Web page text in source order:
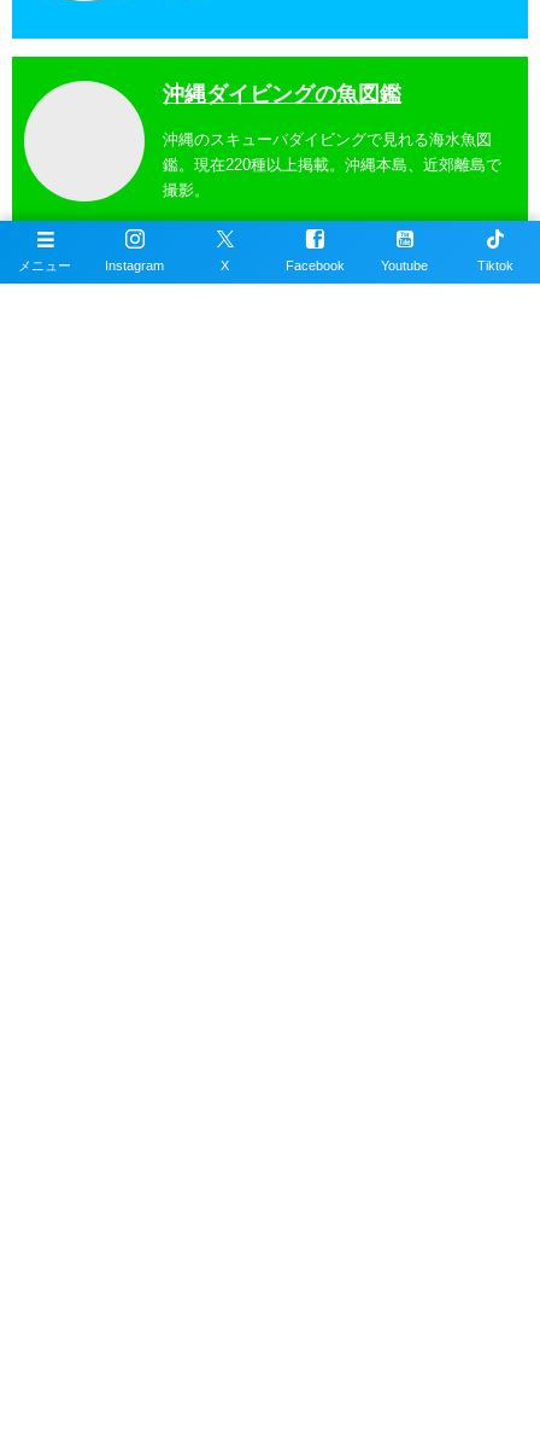
沖縄ダイビングの魚図鑑
沖縄のスキューバダイビングで見れる海水魚図
鑑。現在220種以上掲載。沖縄本島、近郊離島で
撮影。
メニュー Instagram X Facebook Youtube Tiktok